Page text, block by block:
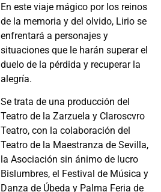
En este viaje mágico por los reinos
de la memoria y del olvido, Lirio se
enfrentará a personajes y
situaciones que le harán superar el
duelo de la pérdida y recuperar la
alegría.
Se trata de una producción del
Teatro de la Zarzuela y Claroscvro
Teatro, con la colaboración del
Teatro de la Maestranza de Sevilla,
la Asociación sin ánimo de lucro
Bislumbres, el Festival de Música y
Danza de Úbeda y Palma Feria de